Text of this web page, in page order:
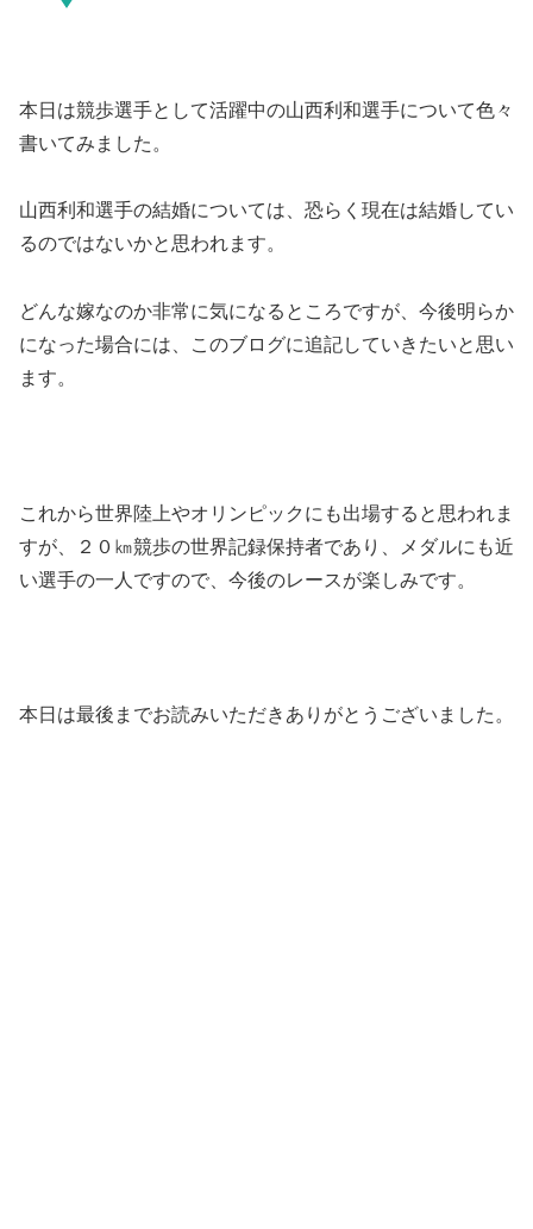
本日は競歩選手として活躍中の山西利和選手について色々
書いてみました。
山西利和選手の結婚については、恐らく現在は結婚してい
るのではないかと思われます。
どんな嫁なのか非常に気になるところですが、今後明らか
になった場合には、このブログに追記していきたいと思い
ます。
これから世界陸上やオリンピックにも出場すると思われま
すが、２０㎞競歩の世界記録保持者であり、メダルにも近
い選手の一人ですので、今後のレースが楽しみです。
本日は最後までお読みいただきありがとうございました。